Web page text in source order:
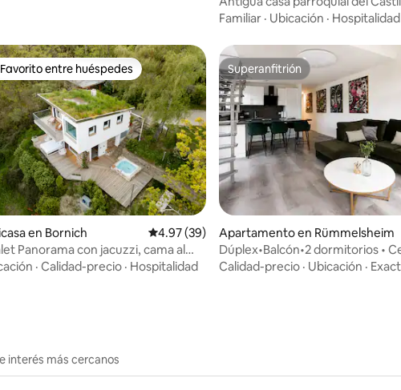
Waldeck
Familiar · Ubicación · Hospitalidad
4.96 de 5, 23 reseñas
entre huéspedes preferido
Favorito entre huéspedes
en Bornich Calificación promedio: 4.97 de 5, 39 reseñas
4.97 (39)
Panorama con jacuzzi, cama al
y cine
· Calidad-precio · Hospitalidad
Superanfitrión
Superanfitrión
Apartamento en Rümmelsheim
Dúplex•Balcón•2 dormitorios •
castillo de Layen
Calidad-precio · Ubicación ·
interés más cercanos